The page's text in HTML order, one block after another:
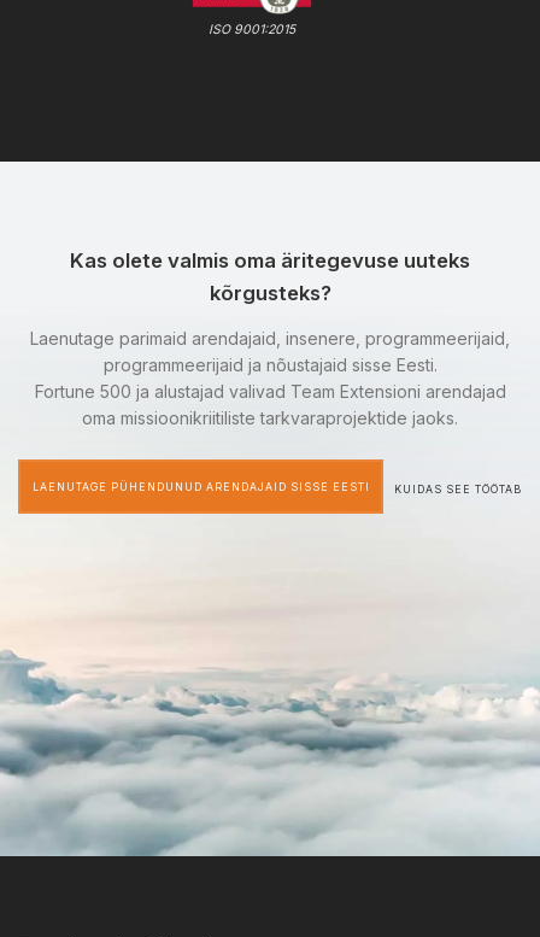
ISO 9001:2015
Kas olete valmis oma äritegevuse uuteks
kõrgusteks?
Laenutage parimaid arendajaid, insenere, programmeerijaid,
programmeerijaid ja nõustajaid sisse Eesti.
Fortune 500 ja alustajad valivad Team Extensioni arendajad
oma missioonikriitiliste tarkvaraprojektide jaoks.
LAENUTAGE PÜHENDUNUD ARENDAJAID SISSE EESTI KUIDAS SEE TÖÖTAB